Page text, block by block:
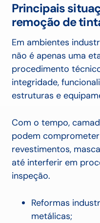
Principais
remoção de
Em ambientes
não é apenas uma
procedimento
integridade,
estruturas e
Com o tempo,
podem
revestimentos,
até interferir em
inspeção.
Reformas
metálicas;